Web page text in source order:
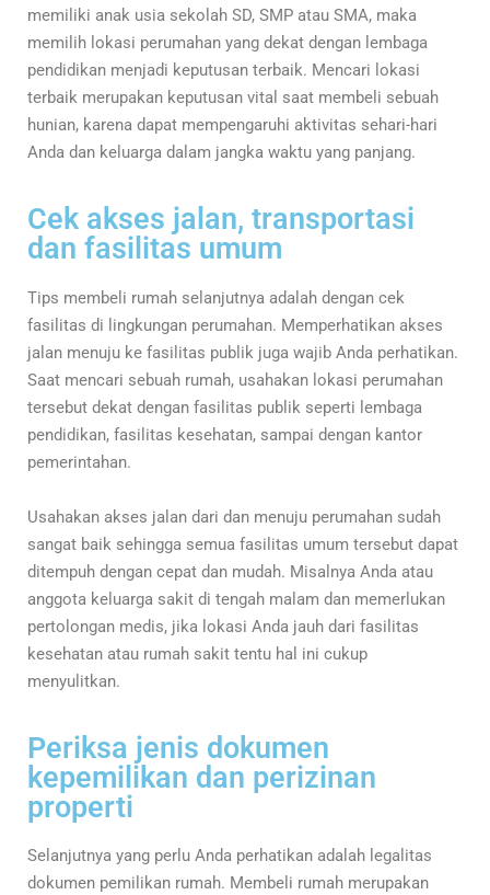
memiliki anak usia sekolah SD, SMP atau SMA, maka
memilih lokasi perumahan yang dekat dengan lembaga
pendidikan menjadi keputusan terbaik. Mencari lokasi
terbaik merupakan keputusan vital saat membeli sebuah
hunian, karena dapat mempengaruhi aktivitas sehari-hari
Anda dan keluarga dalam jangka waktu yang panjang.
Cek akses jalan, transportasi
dan fasilitas umum
Tips membeli rumah selanjutnya adalah dengan cek
fasilitas di lingkungan perumahan. Memperhatikan akses
jalan menuju ke fasilitas publik juga wajib Anda perhatikan.
Saat mencari sebuah rumah, usahakan lokasi perumahan
tersebut dekat dengan fasilitas publik seperti lembaga
pendidikan, fasilitas kesehatan, sampai dengan kantor
pemerintahan.
Usahakan akses jalan dari dan menuju perumahan sudah
sangat baik sehingga semua fasilitas umum tersebut dapat
ditempuh dengan cepat dan mudah. Misalnya Anda atau
anggota keluarga sakit di tengah malam dan memerlukan
pertolongan medis, jika lokasi Anda jauh dari fasilitas
kesehatan atau rumah sakit tentu hal ini cukup
menyulitkan.
Periksa jenis dokumen
kepemilikan dan perizinan
properti
Selanjutnya yang perlu Anda perhatikan adalah legalitas
dokumen pemilikan rumah. Membeli rumah merupakan